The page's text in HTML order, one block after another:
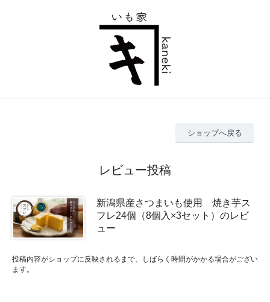
ショップへ戻る
レビュー投稿
新潟県産さつまいも使用 焼き芋ス
フレ24個（8個入×3セット）のレビ
ュー
投稿内容がショップに反映されるまで、しばらく時間がかかる場合がござい
ます。